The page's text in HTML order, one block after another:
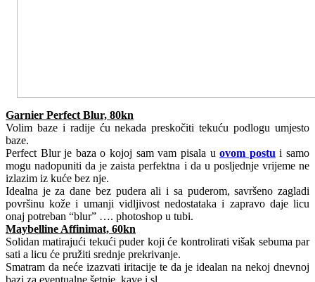
Garnier Perfect Blur, 80kn
Volim baze i radije ću nekada preskočiti tekuću podlogu umjesto
baze.
Perfect Blur je baza o kojoj sam vam pisala uovom postui samo
mogu nadopuniti da je zaista perfektna i da u posljednje vrijeme ne
izlazim iz kuće bez nje.
Idealna je za dane bez pudera ali i sa puderom, savršeno zagladi
površinu kože i umanji vidljivost nedostataka i zapravo daje licu
onaj potreban “blur” …. photoshop u tubi.
Maybelline Affinimat, 60kn
Solidan matirajući tekući puder koji će kontrolirati višak sebuma par
sati a licu će pružiti srednje prekrivanje.
Smatram da neće izazvati iritacije te da je idealan na nekoj dnevnoj